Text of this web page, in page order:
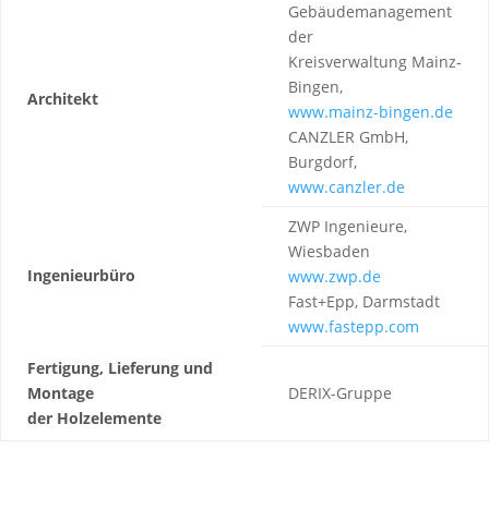
Architekt
Gebäudemanagement
der
Kreisverwaltung Mainz-
Bingen,
www.mainz-bingen.de
CANZLER GmbH,
Burgdorf,
www.canzler.de
Ingenieurbüro
ZWP Ingenieure,
Wiesbaden
www.zwp.de
Fast+Epp, Darmstadt
www.fastepp.com
Fertigung, Lieferung und
Montage
der Holzelemente
DERIX-Gruppe